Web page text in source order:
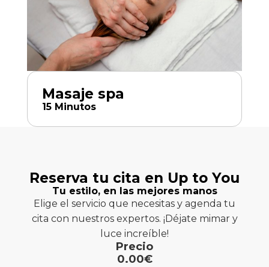
Masaje spa
15 Minutos
Reserva tu cita en Up to You
Tu estilo, en las mejores manos
Elige el servicio que necesitas y agenda tu
cita con nuestros expertos. ¡Déjate mimar y
luce increíble!
Precio
0.00€